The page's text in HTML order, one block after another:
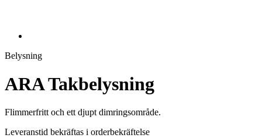
Belysning
ARA Takbelysning
Flimmerfritt och ett djupt dimringsområde.
Leveranstid bekräftas i orderbekräftelse